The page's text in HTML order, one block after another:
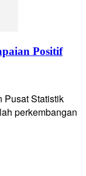
Positif
Pusat Statistik
perkembangan